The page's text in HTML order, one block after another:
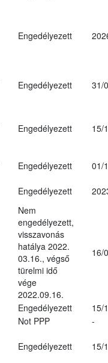
Engedélyezett
Engedélyezett 31/
Engedélyezett 15/
Engedélyezett
01/
Engedélyezett
Nem
engedélyezett,
visszavonás
hatálya 2022.
03.16., végső
türelmi idő
vége
2022.09.16.
16/
Engedélyezett
15/
Not PPP
-
Engedélyezett 15/